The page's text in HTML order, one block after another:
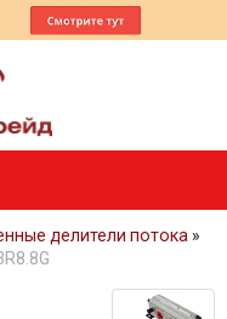
делители потока »